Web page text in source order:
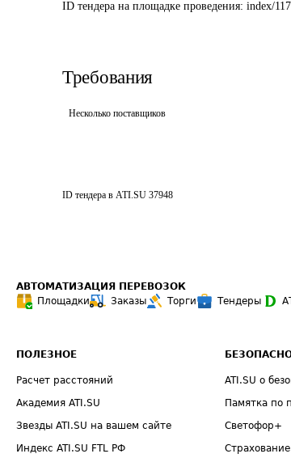
ID тендера на площадке проведения: index/
Требования
Несколько поставщиков
ID тендера в ATI.SU 37948
АВТОМАТИЗАЦИЯ ПЕРЕВОЗОК
Площадки
Заказы Торги Тендеры
ПОЛЕЗНОЕ
Расчет расстояний
Академия ATI.SU
Звезды ATI.SU на вашем сайте
Индекс ATI.SU FTL РФ
ATI.SU о
Памятка по
Светофор+
Страхование